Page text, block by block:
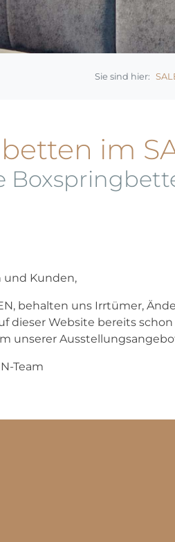
im
und Kunden,
behalten uns Irrtümer,
dieser Website bereits
unserer
Team